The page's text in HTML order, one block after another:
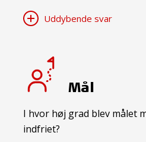
Uddybende svar
Mål
I hvor høj grad blev målet
indfriet?